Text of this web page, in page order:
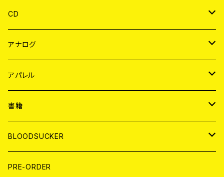
CD
JAPAN
WORLD
アナログ
JAPAN
７EP
LP
WORLD
7EP
LP
アパレル
JAPAN
T-shirt
HOOD
WORLD
T-shirt
書籍
MAGAZINE
BOLLOCKS
写真集 (PHOTOBOOK)
BLOODSUCKER
CD
PRE-ORDER